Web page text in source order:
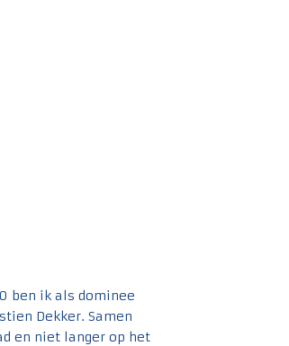
ben ik als dominee
Dekker. Samen
en niet langer op het